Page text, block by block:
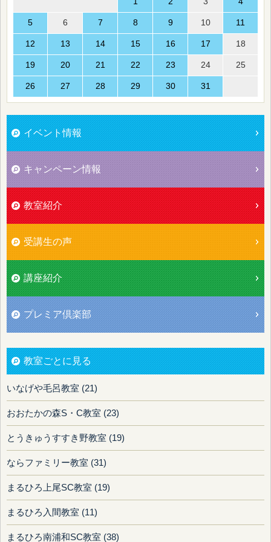
5 6 7 8 9 10 11
12 13 14 15 16 17 18
19 20 21 22 23 24 25
26 27 28 29 30 31
イベント情報
キャンペーン情報
教室紹介
受講生の声
講座紹介
プレミア倶楽部
教室ごとに見る
いなげや毛呂教室 (21)
おおたかの森S・C教室 (23)
とうきゅうすすき野教室 (19)
ならファミリー教室 (31)
まるひろ上尾SC教室 (19)
まるひろ入間教室 (11)
まるひろ南浦和SC教室 (38)